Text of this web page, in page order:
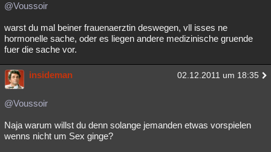
@Voussoir
warst du mal beiner frauenaerztin deswegen, vll isses ne
hormonelle sache, oder es liegen andere medizinische gruende
fuer die sache vor.
insideman 02.12.2011 um 18:35
@Voussoir
Naja warum willst du denn solange jemanden etwas vorspielen
wenns nicht um Sex ginge?